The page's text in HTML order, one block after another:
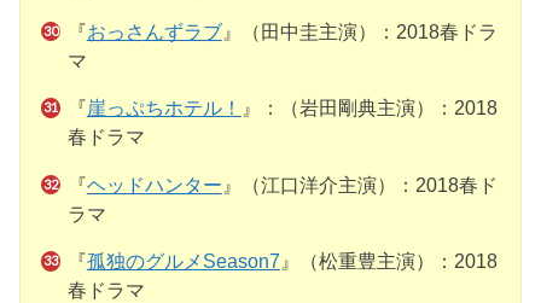
『おっさんずラブ』（田中圭主演）：2018春ドラ
マ
『崖っぷちホテル！
』：（岩田剛典主演）：2018
春ドラマ
『ヘッドハンター 』（江口洋介主演）：2018春ド
ラマ
『孤独のグルメSeason7 』（松重豊主演）：2018
春ドラマ